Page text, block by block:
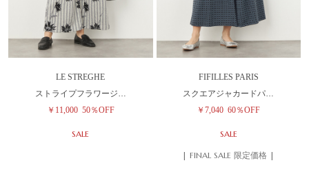
LE STREGHE
ストライプフラワージ…
￥11,000 50％OFF
SALE
FIFILLES PARIS
スクエアジャカードパ…
￥7,040 60％OFF
SALE
| FINAL SALE 限定価格 |